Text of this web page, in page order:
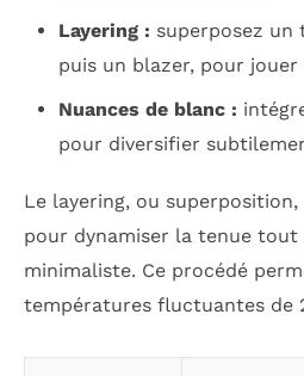
Layering : superposez un
puis un blazer, pour jouer
Nuances de blanc :
pour diversifier
Le layering, ou
pour dynamiser la tenue
minimaliste. Ce procédé
températures fluctuantes de